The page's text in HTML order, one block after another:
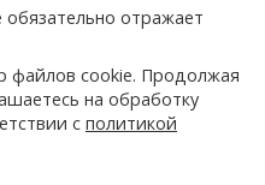
отражает
файлов cookie. Продолжая
на обработку
с политикой